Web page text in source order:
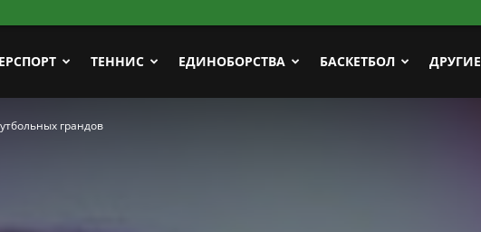
ТЕННИС ЕДИНОБОРСТВА БАСКЕТБОЛ ДРУГИЕ
грандов